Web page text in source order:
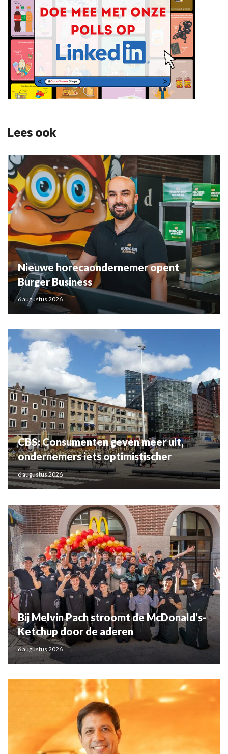
Lees ook
Nieuwe horecaondernemer opent
Burger Business
6 augustus 2026
CBS: Consumenten geven meer uit,
ondernemers iets optimistischer
6 augustus 2026
Bij Melvin Pach stroomt de McDonald’s-
Ketchup door de aderen
6 augustus 2026